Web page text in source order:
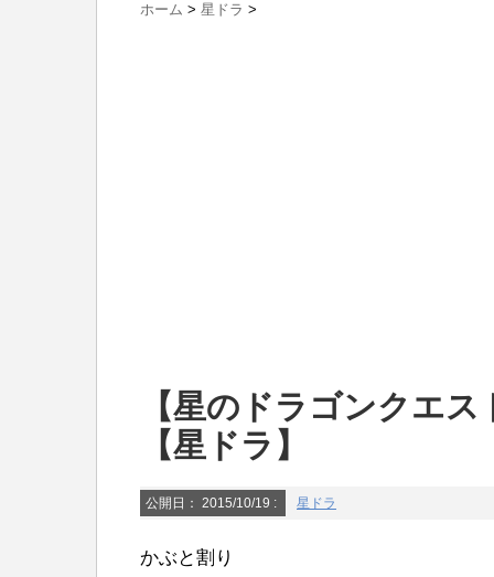
ホーム > 星ドラ >
【星のドラゴンクエ
【星ドラ】
公開日： 2015/10/19 : 星ドラ
かぶと割り